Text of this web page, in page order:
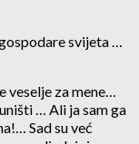
svijeta …
veselje za mene…
… Ali ja sam ga
Sad su već